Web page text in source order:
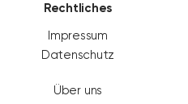
Rechtliches
Impressum
Datenschutz
Über uns